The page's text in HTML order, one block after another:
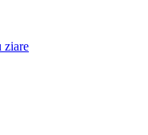
ziare